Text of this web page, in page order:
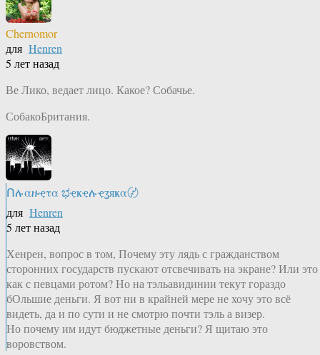
Chernomor
для Henren
5 лет назад
Ве Лико, ведает лицо. Какое? Собачье.
СобакоБритания.
Ոሉαዙҿτα ಭҿҝҿሉҿʓяҝα〄
для Henren
5 лет назад
Хенрен, вопрос в том, Почему эту лядь с гражданством
сторонних государств пускают отсвечивать на экране? Или это
как с певцами ротом? Но на тэльавидинии текут гораздо
бОльшие деньги. Я вот ни в крайней мере не хочу это всё
видеть, да и по сути и не смотрю почти тэль а визер.
Но почему им идут бюджетные деньги? Я щитаю это
воровством.